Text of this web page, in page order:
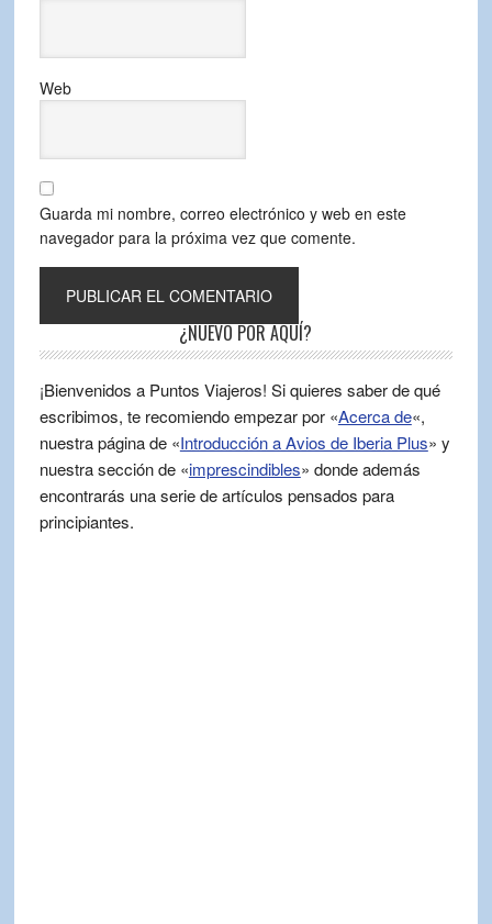
Web
Guarda mi nombre, correo electrónico y web en este
navegador para la próxima vez que comente.
¿NUEVO POR AQUÍ?
¡Bienvenidos a Puntos Viajeros! Si quieres saber de qué
escribimos, te recomiendo empezar por «Acerca de«,
nuestra página de «Introducción a Avios de Iberia Plus» y
nuestra sección de «imprescindibles» donde además
encontrarás una serie de artículos pensados para
principiantes.